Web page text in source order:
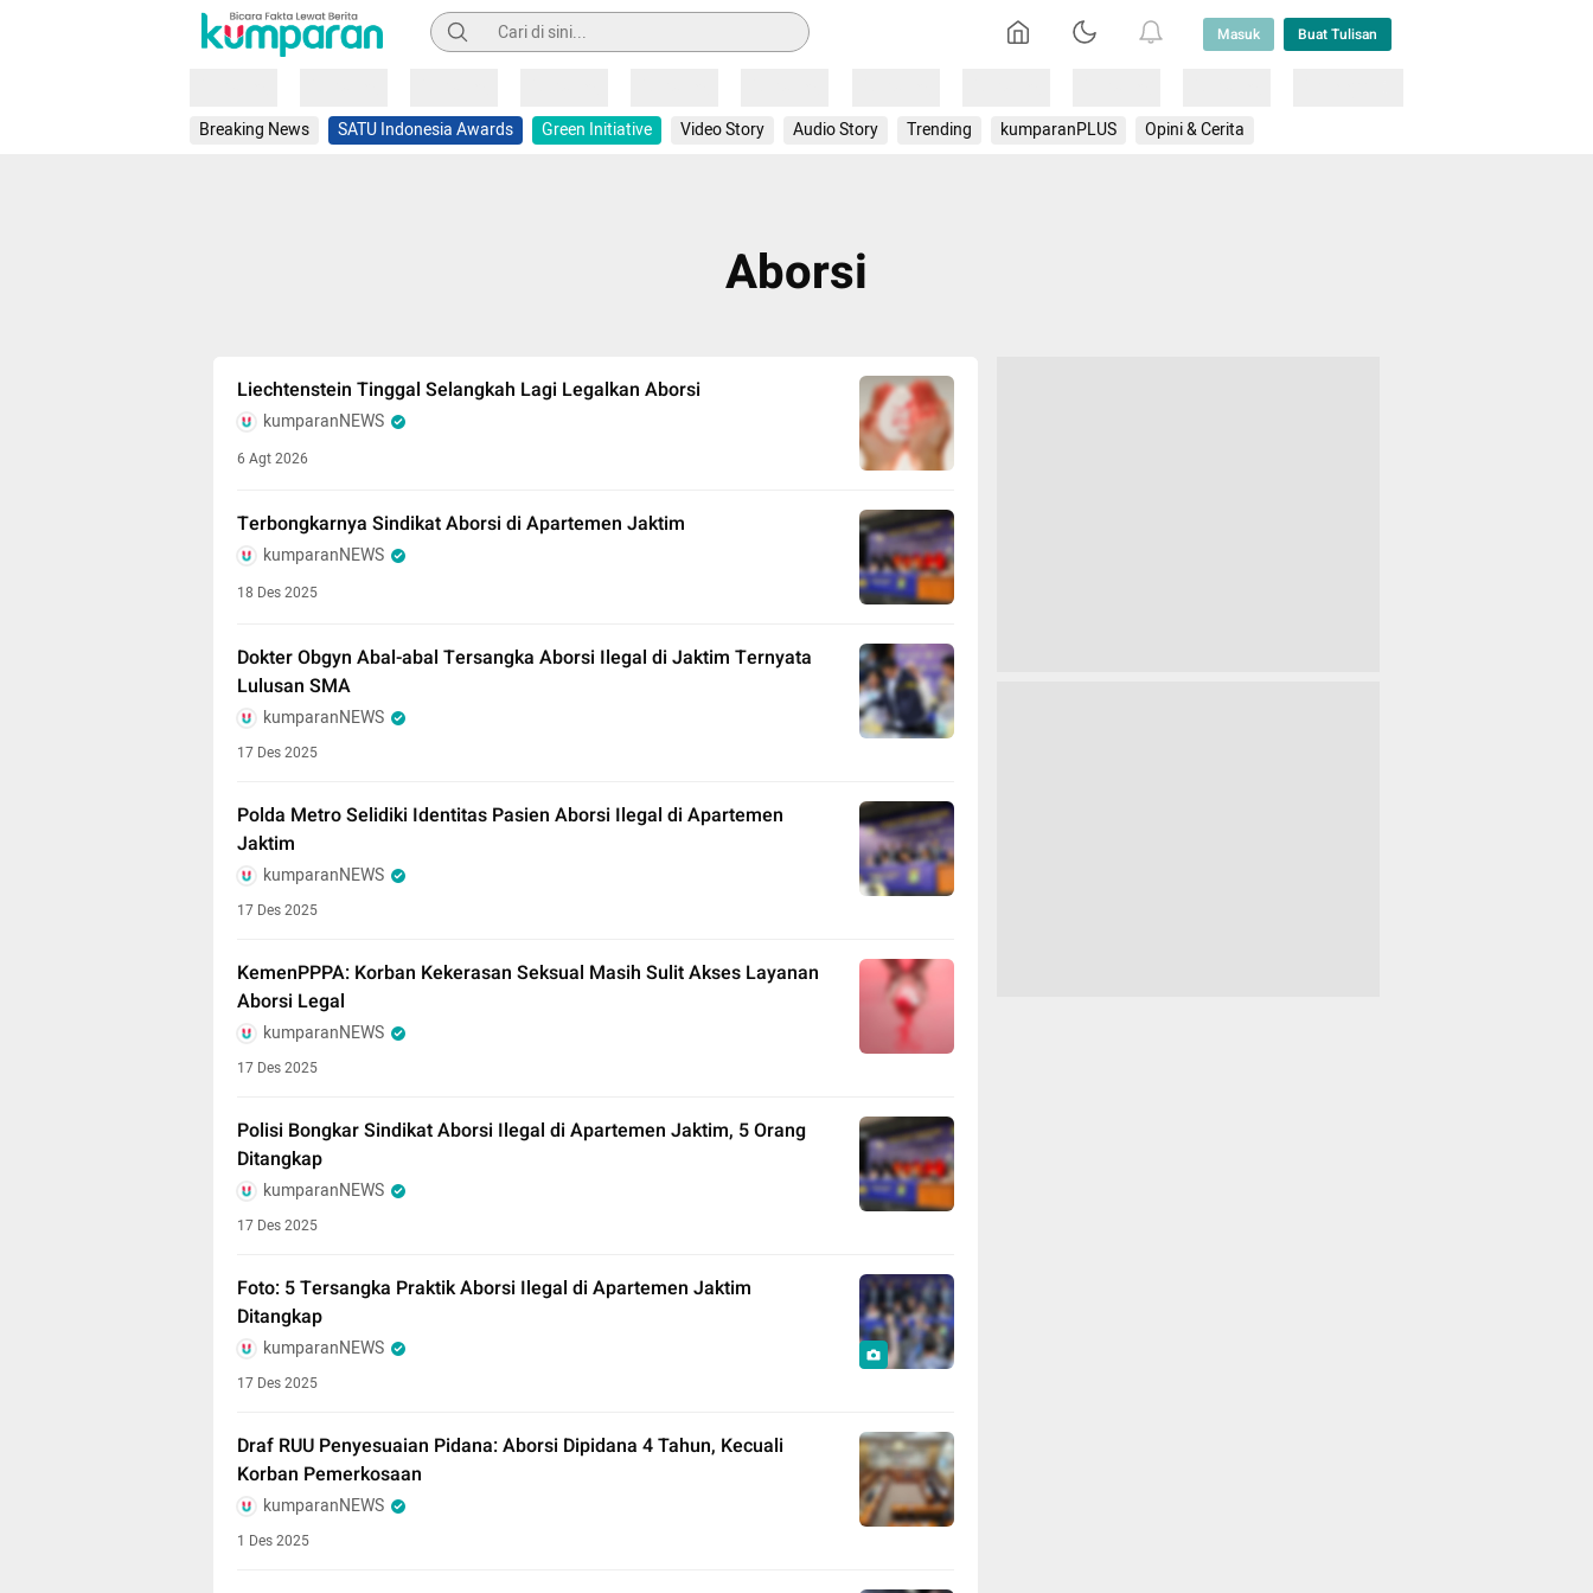
Pencarian Masuk Buat Tulisan
Breaking News SATU Indonesia Awards Green Initiative Video Story Audio Story Trending kumparanPLUS Opini & Cerita
Aborsi
Liechtenstein Tinggal Selangkah Lagi Legalkan Aborsi
kumparanNEWS
6 Agt 2026
Terbongkarnya Sindikat Aborsi di Apartemen Jaktim
kumparanNEWS
18 Des 2025
Dokter Obgyn Abal-abal Tersangka Aborsi Ilegal di Jaktim Ternyata
Lulusan SMA
kumparanNEWS
17 Des 2025
Polda Metro Selidiki Identitas Pasien Aborsi Ilegal di Apartemen
Jaktim
kumparanNEWS
17 Des 2025
KemenPPPA: Korban Kekerasan Seksual Masih Sulit Akses Layanan
Aborsi Legal
kumparanNEWS
17 Des 2025
Polisi Bongkar Sindikat Aborsi Ilegal di Apartemen Jaktim, 5 Orang
Ditangkap
kumparanNEWS
17 Des 2025
Foto: 5 Tersangka Praktik Aborsi Ilegal di Apartemen Jaktim
Ditangkap
kumparanNEWS
17 Des 2025
Draf RUU Penyesuaian Pidana: Aborsi Dipidana 4 Tahun, Kecuali
Korban Pemerkosaan
kumparanNEWS
1 Des 2025